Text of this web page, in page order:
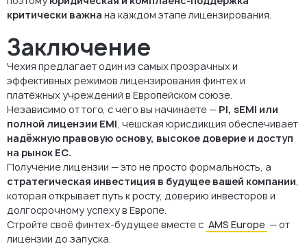
критически важна на каждом этапе лицензирования.
Заключение
Чехия предлагает один из самых прозрачных и
эффективных режимов лицензирования финтех и
платёжных учреждений в Европейском союзе.
Независимо от того, с чего вы начинаете — PI, sEMI или
полной лицензии EMI , чешская юрисдикция обеспечивает
надёжную правовую основу, высокое доверие и доступ
на рынок ЕС.
Получение лицензии — это не просто формальность, а
стратегическая инвестиция в будущее вашей компании
которая открывает путь к росту, доверию инвесторов и
долгосрочному успеху в Европе.
Стройте своё финтех-будущее вместе с AMS Europe — от
лицензии до запуска.